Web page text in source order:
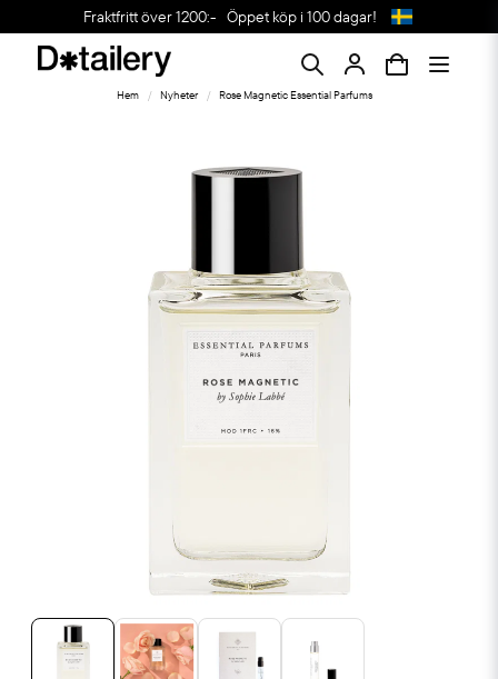
Fraktfritt över 1200:- Öppet köp i 100 dagar!
Hem Nyheter Rose Magnetic Essential Parfums